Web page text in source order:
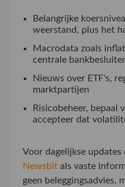
Belangrijke
weerstand, plus het
Macrodata zoals
centrale
Nieuws over ETF's,
marktpartijen
Risicobeheer, bepaal
accepteer dat
Voor dagelijkse
Newsbitals vaste
geen beleggingsadvies,